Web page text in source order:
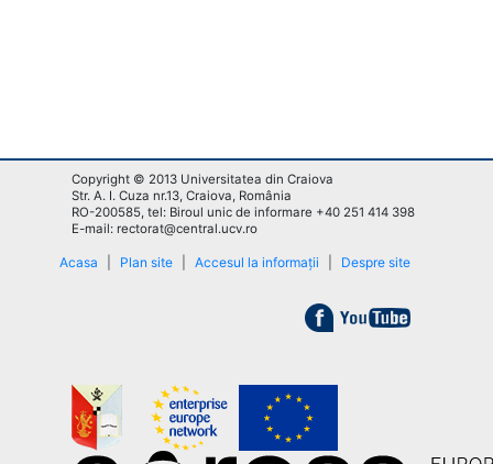
Copyright © 2013 Universitatea din Craiova
Str. A. I. Cuza nr.13, Craiova, România
RO-200585, tel: Biroul unic de informare +40 251 414 398
E-mail: rectorat@central.ucv.ro
Acasa Plan site Accesul la informații Despre site